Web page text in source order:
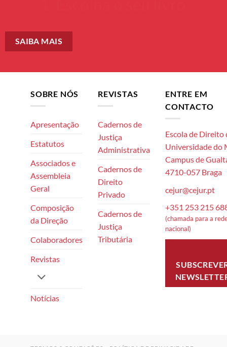
SAIBA MAIS
SOBRE NÓS
Apresentação
Estatutos
Associados e
Assembleia
Geral
Composição
da Direção
Colaboradores
Revistas
Notícias
REVISTAS
Cadernos de
Justiça
Administrativa
Cadernos de
Direito
Privado
Cadernos de
Justiça
Tributária
ENTRE EM
CONTACTO
Escola de Direito
Universidade do
Campus de
4710-057 Braga
cejur@cejur.pt
+351 253 215
(chamada para a
nacional)